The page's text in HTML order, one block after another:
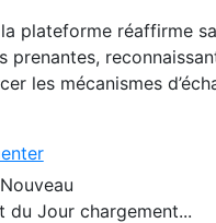
plateforme réaffirme
prenantes,
les mécanismes
Nouveau
du Jour chargement...